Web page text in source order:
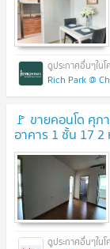
Rich Park @
🚩 ขายคอนโด ศุภ
อาคาร 1 ชั้น 17 2
Home Mart